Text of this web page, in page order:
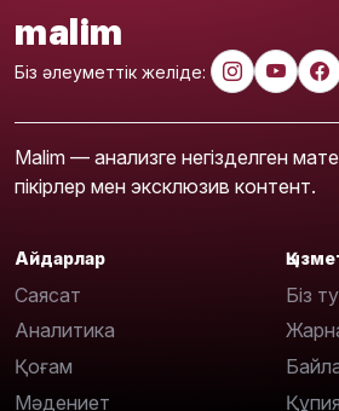
malim
Біз әлеуметтік желіде:
Malim — анализге негізделген
пікірлер мен эксклюзив контент.
Айдарлар
Саясат
Аналитика
Қоғам
Мәдениет
Біз